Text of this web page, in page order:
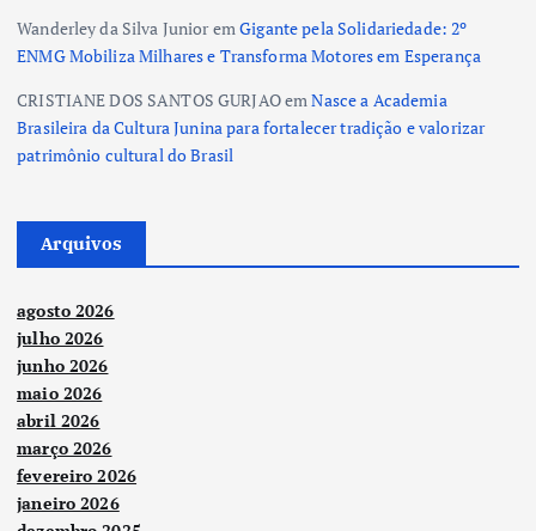
Wanderley da Silva JunioremGigante pela Solidariedade: 2º
ENMG Mobiliza Milhares e Transforma Motores em Esperança
CRISTIANE DOS SANTOS GURJAOemNasce a Academia
Brasileira da Cultura Junina para fortalecer tradição e valorizar
patrimônio cultural do Brasil
Arquivos
agosto 2026
julho 2026
junho 2026
maio 2026
abril 2026
março 2026
fevereiro 2026
janeiro 2026